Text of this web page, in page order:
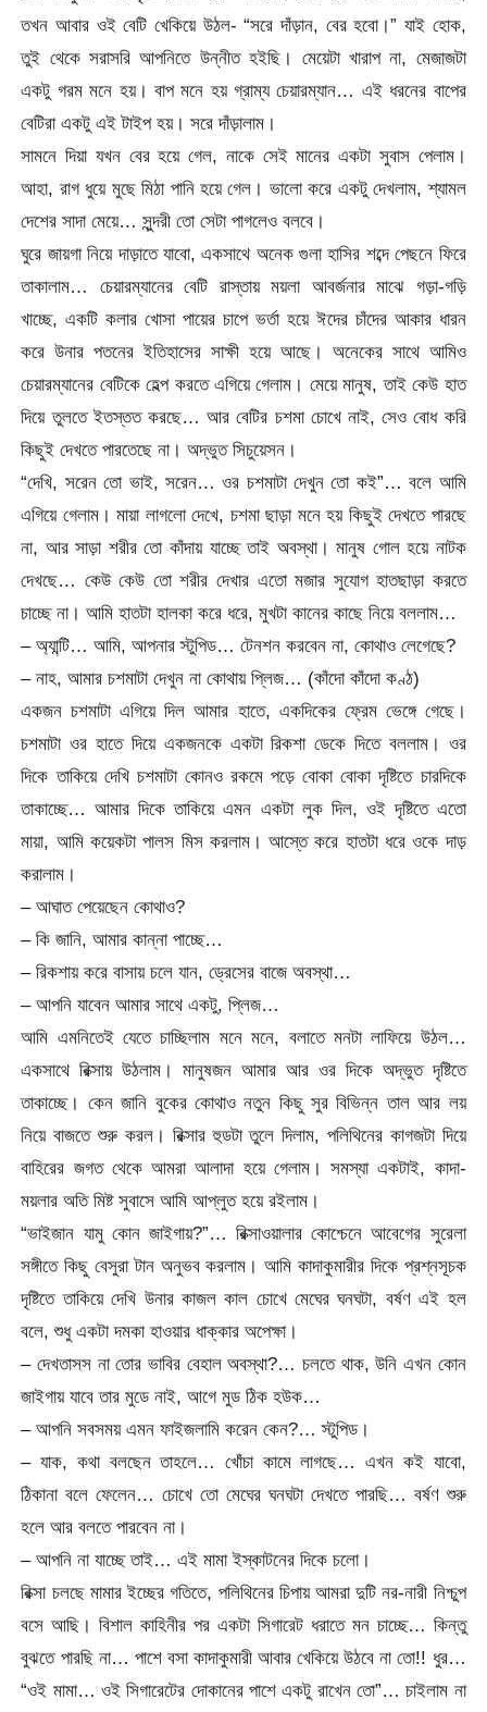
তখন আবার ওই বেটি খেকিয়ে উঠল- “সরে দাঁড়ান, বের হবো।” যাই হোক,
তুই থেকে সরাসরি আপনিতে উন্নীত হইছি। মেয়েটা খারাপ না, মেজাজটা
একটু গরম মনে হয়। বাপ মনে হয় গ্রাম্য চেয়ারম্যান… এই ধরনের বাপের
বেটিরা একটু এই টাইপ হয়। সরে দাঁড়ালাম।
সামনে দিয়া যখন বের হয়ে গেল, নাকে সেই মানের একটা সুবাস পেলাম।
আহা, রাগ ধুয়ে মুছে মিঠা পানি হয়ে গেল। ভালো করে একটু দেখলাম, শ্যামল
দেশের সাদা মেয়ে… সুন্দরী তো সেটা পাগলেও বলবে।
ঘুরে জায়গা নিয়ে দাড়াতে যাবো, একসাথে অনেক গুলা হাসির শব্দে পেছনে ফিরে
তাকালাম… চেয়ারম্যানের বেটি রাস্তায় ময়লা আবর্জনার মাঝে গড়া-গড়ি
খাচ্ছে, একটি কলার খোসা পায়ের চাপে ভর্তা হয়ে ঈদের চাঁদের আকার ধারন
করে উনার পতনের ইতিহাসের সাক্ষী হয়ে আছে। অনেকের সাথে আমিও
চেয়ারম্যানের বেটিকে হেল্প করতে এগিয়ে গেলাম। মেয়ে মানুষ, তাই কেউ হাত
দিয়ে তুলতে ইতস্তত করছে… আর বেটির চশমা চোখে নাই, সেও বোধ করি
কিছুই দেখতে পারতেছে না। অদ্ভুত সিচুয়েসন।
“দেখি, সরেন তো ভাই, সরেন… ওর চশমাটা দেখুন তো কই”… বলে আমি
এগিয়ে গেলাম। মায়া লাগলো দেখে, চশমা ছাড়া মনে হয় কিছুই দেখতে পারছে
না, আর সাড়া শরীর তো কাঁদায় যাচ্ছে তাই অবস্থা। মানুষ গোল হয়ে নাটক
দেখছে… কেউ কেউ তো শরীর দেখার এতো মজার সুযোগ হাতছাড়া করতে
চাচ্ছে না। আমি হাতটা হালকা করে ধরে, মুখটা কানের কাছে নিয়ে বললাম…
– অ্যান্টি… আমি, আপনার স্টুপিড… টেনশন করবেন না, কোথাও লেগেছে?
– নাহ, আমার চশমাটা দেখুন না কোথায় প্লিজ… (কাঁদো কাঁদো কণ্ঠ)
একজন চশমাটা এগিয়ে দিল আমার হাতে, একদিকের ফ্রেম ভেঙ্গে গেছে।
চশমাটা ওর হাতে দিয়ে একজনকে একটা রিকশা ডেকে দিতে বললাম। ওর
দিকে তাকিয়ে দেখি চশমাটা কোনও রকমে পড়ে বোকা বোকা দৃষ্টিতে চারদিকে
তাকাচ্ছে… আমার দিকে তাকিয়ে এমন একটা লুক দিল, ওই দৃষ্টিতে এতো
মায়া, আমি কয়েকটা পালস মিস করলাম। আস্তে করে হাতটা ধরে ওকে দাড়
করালাম।
– আঘাত পেয়েছেন কোথাও?
– কি জানি, আমার কান্না পাচ্ছে…
– রিকশায় করে বাসায় চলে যান, ড্রেসের বাজে অবস্থা…
– আপনি যাবেন আমার সাথে একটু, প্লিজ…
আমি এমনিতেই যেতে চাচ্ছিলাম মনে মনে, বলাতে মনটা লাফিয়ে উঠল…
একসাথে রিক্সায় উঠলাম। মানুষজন আমার আর ওর দিকে অদ্ভুত দৃষ্টিতে
তাকাচ্ছে। কেন জানি বুকের কোথাও নতুন কিছু সুর বিভিন্ন তাল আর লয়
নিয়ে বাজতে শুরু করল। রিক্সার হুডটা তুলে দিলাম, পলিথিনের কাগজটা দিয়ে
বাহিরের জগত থেকে আমরা আলাদা হয়ে গেলাম। সমস্যা একটাই, কাদা-
ময়লার অতি মিষ্ট সুবাসে আমি আপ্লুত হয়ে রইলাম।
“ভাইজান যামু কোন জাইগায়?”… রিক্সাওয়ালার কোশ্চেনে আবেগের সুরেলা
সঙ্গীতে কিছু বেসুরা টান অনুভব করলাম। আমি কাদাকুমারীর দিকে প্রশ্নসূচক
দৃষ্টিতে তাকিয়ে দেখি উনার কাজল কাল চোখে মেঘের ঘনঘটা, বর্ষণ এই হল
বলে, শুধু একটা দমকা হাওয়ার ধাক্কার অপেক্ষা।
– দেখতাসস না তোর ভাবির বেহাল অবস্থা?… চলতে থাক, উনি এখন কোন
জাইগায় যাবে তার মুডে নাই, আগে মুড ঠিক হউক…
– আপনি সবসময় এমন ফাইজলামি করেন কেন?… স্টুপিড।
– যাক, কথা বলছেন তাহলে… খোঁচা কামে লাগছে… এখন কই যাবো,
ঠিকানা বলে ফেলেন… চোখে তো মেঘের ঘনঘটা দেখতে পারছি… বর্ষণ শুরু
হলে আর বলতে পারবেন না।
– আপনি না যাচ্ছে তাই… এই মামা ইস্কাটনের দিকে চলো।
রিক্সা চলছে মামার ইচ্ছের গতিতে, পলিথিনের চিপায় আমরা দুটি নর-নারী নিশ্চুপ
বসে আছি। বিশাল কাহিনীর পর একটা সিগারেট ধরাতে মন চাচ্ছে… কিন্তু
বুঝতে পারছি না… পাশে বসা কাদাকুমারী আবার খেকিয়ে উঠবে না তো!! ধুর…
“ওই মামা… ওই সিগারেটের দোকানের পাশে একটু রাখেন তো”… চাইলাম না